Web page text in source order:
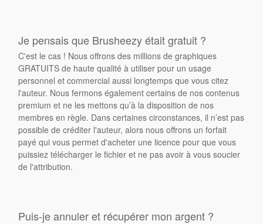
Je pensais que Brusheezy était gratuit ?
C'est le cas ! Nous offrons des millions de graphiques
GRATUITS de haute qualité à utiliser pour un usage
personnel et commercial aussi longtemps que vous citez
l'auteur. Nous fermons également certains de nos contenus
premium et ne les mettons qu’à la disposition de nos
membres en règle. Dans certaines circonstances, il n’est pas
possible de créditer l'auteur, alors nous offrons un forfait
payé qui vous permet d'acheter une licence pour que vous
puissiez télécharger le fichier et ne pas avoir à vous soucier
de l'attribution.
Puis-je annuler et récupérer mon argent ?